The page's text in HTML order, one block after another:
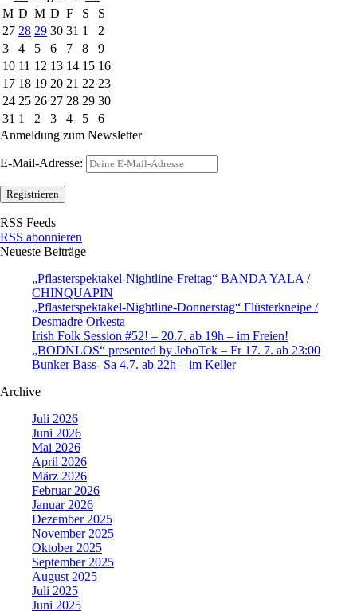
M D M D F S
S
27 28 29 30 31 1
2
3
4 5 6 7 8
9
10 11 12 13 14 15 16
17 18 19 20 21 22 23
24 25 26 27 28 29 30
31 1 2 3 4 5
6
Anmeldung zum Newsletter
E-Mail-Adresse:
RSS Feeds
RSS abonnieren
Neueste Beiträge
„Pflasterspektakel-Nightline-Freitag“ BANDA YALA /
CHINQUAPIN
„Pflasterspektakel-Nightline-Donnerstag“ Flüsterkneipe /
Desmadre Orkesta
Irish Folk Session #52! – 20.7. ab 19h – im Freien!
„BODNLOS“ presented by JeboTek – Fr 17. 7. ab 23:00
Bunker Bass- Sa 4.7. ab 22h – im Keller
Archive
Juli 2026
Juni 2026
Mai 2026
April 2026
März 2026
Februar 2026
Januar 2026
Dezember 2025
November 2025
Oktober 2025
September 2025
August 2025
Juli 2025
Juni 2025